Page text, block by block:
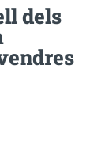
dels